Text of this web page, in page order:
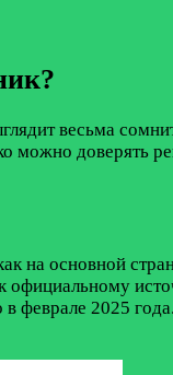
весьма
можно доверять
на основной
в феврале 2025